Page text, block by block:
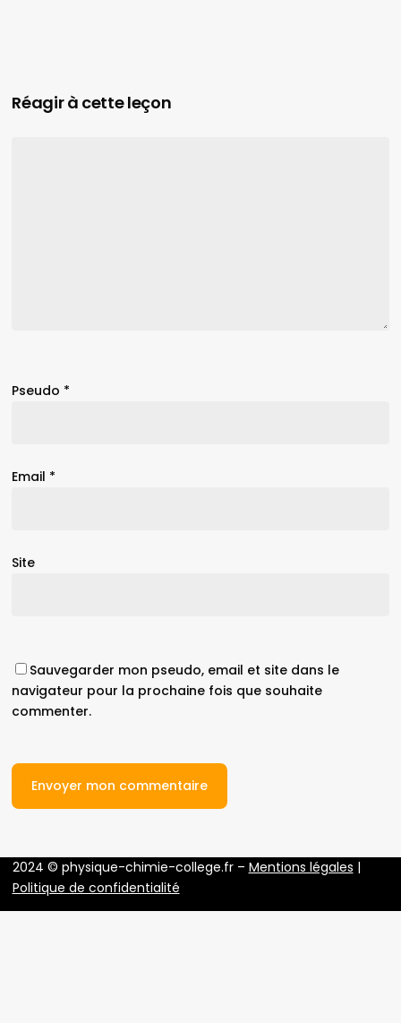
Réagir à cette leçon
Pseudo *
Email *
Site
Sauvegarder mon pseudo, email et site dans le
navigateur pour la prochaine fois que souhaite
commenter.
2024 © physique-chimie-college.fr – Mentions légales |
Politique de confidentialité